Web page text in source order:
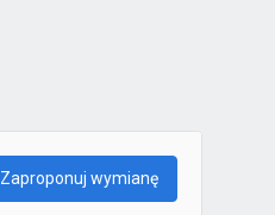
Zaproponuj wymianę